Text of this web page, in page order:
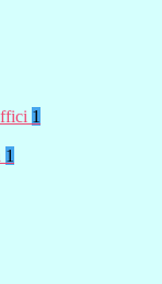
1
1